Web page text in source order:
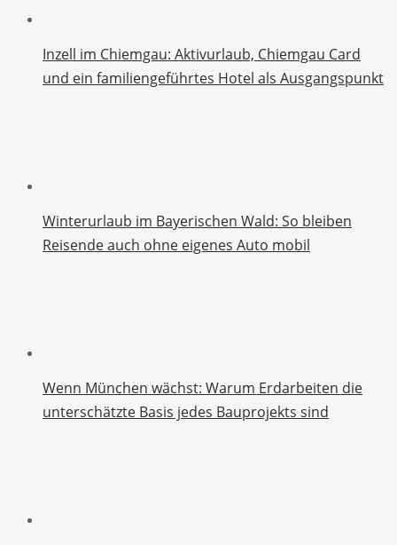
Inzell im Chiemgau: Aktivurlaub, Chiemgau Card
und ein familiengeführtes Hotel als Ausgangspunkt
Winterurlaub im Bayerischen Wald: So bleiben
Reisende auch ohne eigenes Auto mobil
Wenn München wächst: Warum Erdarbeiten die
unterschätzte Basis jedes Bauprojekts sind